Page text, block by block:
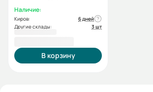
Наличие:
Киров:
6 дней
Другие склады:
3 шт
В корзину